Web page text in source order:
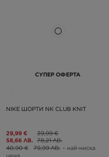
СУПЕР ОФЕРТА
NIKE ШОРТИ NK CLUB KNIT
29,99 €
58,66 ЛВ.
39,99 €
78,21 ЛВ.
40,90 €
79,99 ЛВ. – най-ниска
цена